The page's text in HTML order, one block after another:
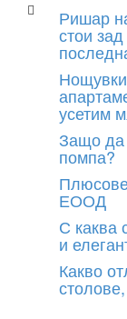
Ришар
стои
усетим
Защо да
помпа?
ЕООД
С каква
и
Какво